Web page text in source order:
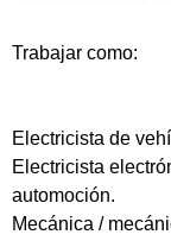
Trabajar como:
Electricista de
Electricista
automoción.
Mecánica /